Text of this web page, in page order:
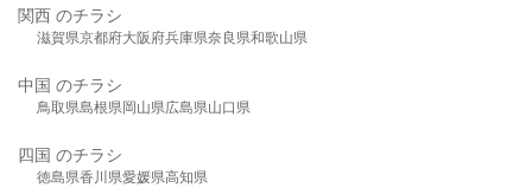
関西 のチラシ
滋賀県京都府大阪府兵庫県奈良県和歌山県
中国 のチラシ
鳥取県島根県岡山県広島県山口県
四国 のチラシ
徳島県香川県愛媛県高知県